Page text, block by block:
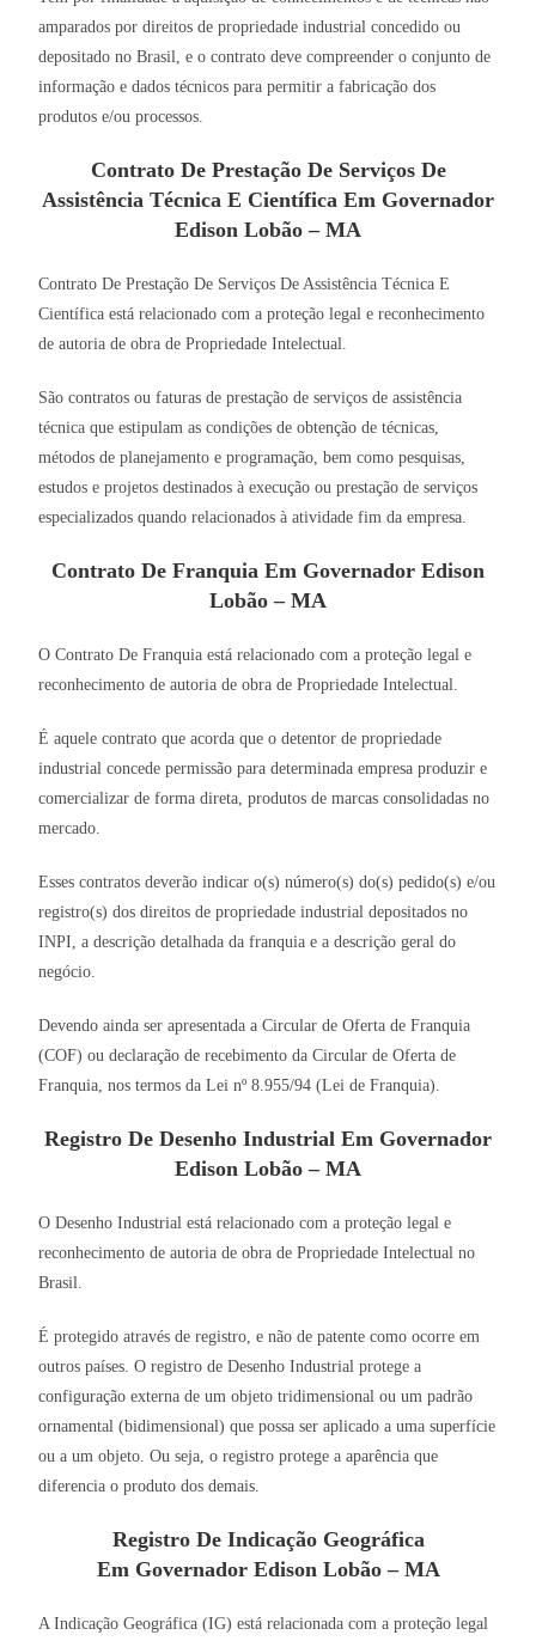
amparados por direitos de propriedade industrial concedido ou
depositado no Brasil, e o contrato deve compreender o conjunto de
informação e dados técnicos para permitir a fabricação dos
produtos e/ou processos.
Contrato De Prestação De Serviços De
Assistência Técnica E Científica Em Governador
Edison Lobão – MA
Contrato De Prestação De Serviços De Assistência Técnica E
Científica está relacionado com a proteção legal e reconhecimento
de autoria de obra de Propriedade Intelectual.
São contratos ou faturas de prestação de serviços de assistência
técnica que estipulam as condições de obtenção de técnicas,
métodos de planejamento e programação, bem como pesquisas,
estudos e projetos destinados à execução ou prestação de serviços
especializados quando relacionados à atividade fim da empresa.
Contrato De Franquia Em Governador Edison
Lobão – MA
O Contrato De Franquia está relacionado com a proteção legal e
reconhecimento de autoria de obra de Propriedade Intelectual.
É aquele contrato que acorda que o detentor de propriedade
industrial concede permissão para determinada empresa produzir e
comercializar de forma direta, produtos de marcas consolidadas no
mercado.
Esses contratos deverão indicar o(s) número(s) do(s) pedido(s) e/ou
registro(s) dos direitos de propriedade industrial depositados no
INPI, a descrição detalhada da franquia e a descrição geral do
negócio.
Devendo ainda ser apresentada a Circular de Oferta de Franquia
(COF) ou declaração de recebimento da Circular de Oferta de
Franquia, nos termos da Lei nº 8.955/94 (Lei de Franquia).
Registro De Desenho Industrial Em Governador
Edison Lobão – MA
O Desenho Industrial está relacionado com a proteção legal e
reconhecimento de autoria de obra de Propriedade Intelectual no
Brasil.
É protegido através de registro, e não de patente como ocorre em
outros países. O registro de Desenho Industrial protege a
configuração externa de um objeto tridimensional ou um padrão
ornamental (bidimensional) que possa ser aplicado a uma superfície
ou a um objeto. Ou seja, o registro protege a aparência que
diferencia o produto dos demais.
Registro De Indicação Geográfica
Em Governador Edison Lobão – MA
A Indicação Geográfica (IG) está relacionada com a proteção legal